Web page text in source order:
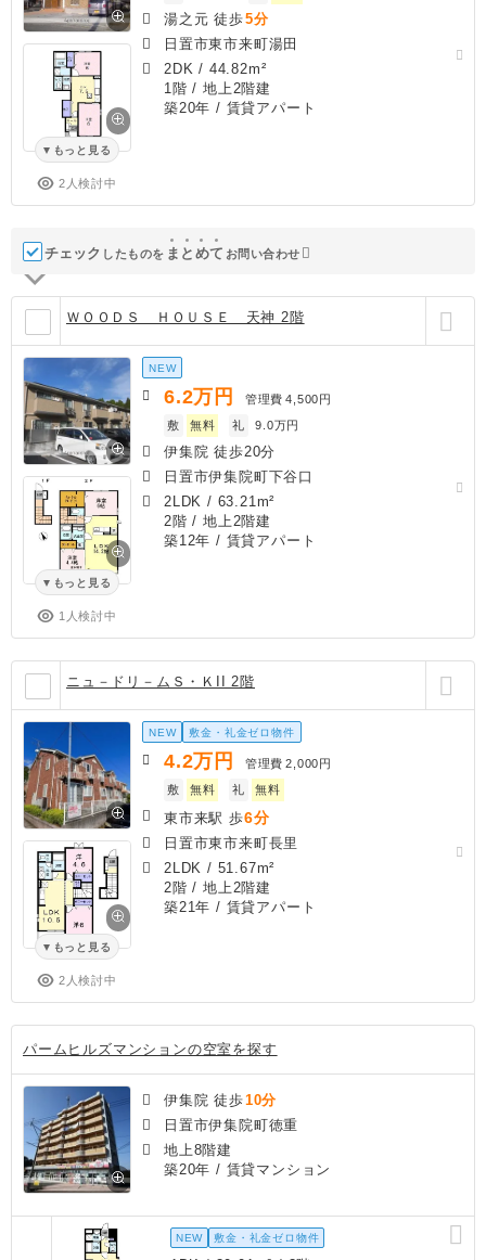
もっと見る
2人検討中
湯之元 徒歩5分
日置市東市来町湯田
2DK / 44.82m²
1階 / 地上2階建
築20年 / 賃貸アパート
チェック したものを ま と めて お問い合わせ
ＷＯＯＤＳ ＨＯＵＳＥ 天神 2階
もっと見る
1人検討中
NEW
6.2万円 管理費 4,500円
敷
無料 礼 9.0万円
伊集院 徒歩20分
日置市伊集院町下谷口
2LDK / 63.21m²
2階 / 地上2階建
築12年 / 賃貸アパート
ニュ－ドリ－ムＳ・ＫII 2階
もっと見る
2人検討中
NEW 敷金・礼金ゼロ物件
4.2万円 管理費 2,000円
敷
無料 礼 無料
東市来駅 歩6分
日置市東市来町長里
2LDK / 51.67m²
2階 / 地上2階建
築21年 / 賃貸アパート
パームヒルズマンションの空室を探す
伊集院 徒歩10分
日置市伊集院町徳重
地上8階建
築20年 / 賃貸マンション
NEW 敷金・礼金ゼロ物件